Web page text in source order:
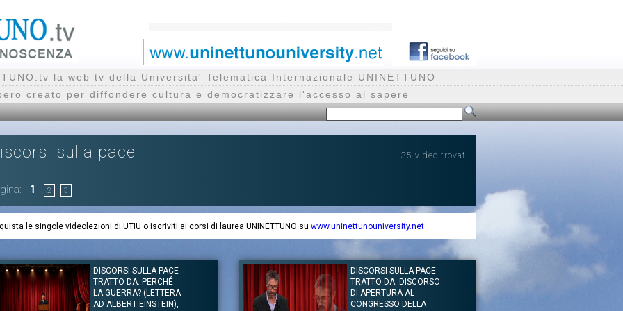
la web tv della Universita' Telematica Internazionale UNINETTUNO
creato per diffondere cultura e democratizzare l'accesso al sapere
sulla pace 35 video trovati
1 2 3
le singole videolezioni di UTIU o iscriviti ai corsi di laurea UNINETTUNO su www.uninettunouniversity.net
DISCORSI SULLA PACE -
TRATTO DA: PERCHÉ
LA GUERRA? (LETTERA
AD ALBERT EINSTEIN),
DISCORSI SULLA PACE -
TRATTO DA: DISCORSO
DI APERTURA AL
CONGRESSO DELLA